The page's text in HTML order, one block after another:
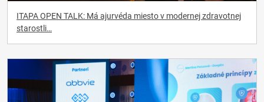
ITAPA OPEN TALK: Má ajurvéda miesto v modernej zdravotnej
starostli…